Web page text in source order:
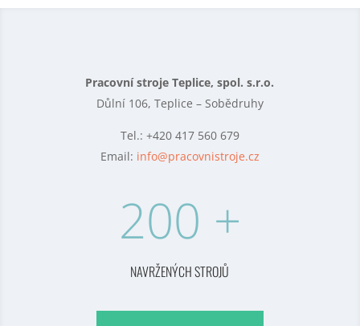
Pracovní stroje Teplice, spol. s.r.o.
Důlní 106, Teplice – Sobědruhy
Tel.: +420 417 560 679
Email: info@pracovnistroje.cz
200 +
NAVRŽENÝCH STROJŮ